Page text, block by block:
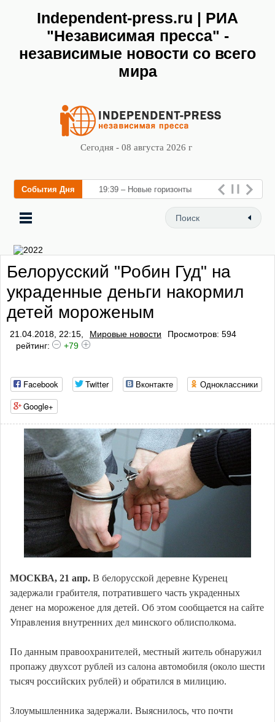
Independent-press.ru | РИА
"Независимая пресса" -
независимые новости со всего
мира
Сегодня - 08 августа 2026 г
События Дня 19:39 – Новые горизонты
флебологии: в Москве
открылся «Городской центр
Белорусский "Робин Гуд" на
украденные деньги накормил
детей мороженым
21.04.2018, 22:15, Мировые новости
Просмотров: 594
рейтинг:
+79
Facebook Twitter Вконтакте
Одноклассники
Google+
МОСКВА, 21 апр. В белорусской деревне Куренец
задержали грабителя, потратившего часть украденных
денег на мороженое для детей. Об этом сообщается на сайте
Управления внутренних дел минского облисполкома.
По данным правоохранителей, местный житель обнаружил
пропажу двухсот рублей из салона автомобиля (около шести
тысяч российских рублей) и обратился в милицию.
Злоумышленника задержали. Выяснилось, что почти